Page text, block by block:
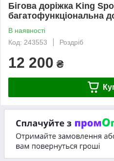
Бігова доріжка King
багатофункціональна
В наявності
Код: 243553
Роздріб
12 200 ₴